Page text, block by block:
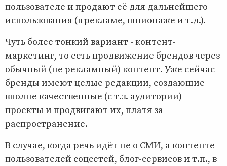
пользователе и продают её для дальнейшего
использования (в рекламе, шпионаже и т.д.).
Чуть более тонкий вариант - контент-
маркетинг, то есть продвижение брендов через
обычный (не рекламный) контент. Уже сейчас
бренды имеют целые редакции, создающие
вполне качественные (с т.з. аудитории)
проекты и продвигают их, платя за
распространение.
В случае, когда речь идёт не о СМИ, а контенте
пользователей соцсетей, блог-сервисов и т.п., в